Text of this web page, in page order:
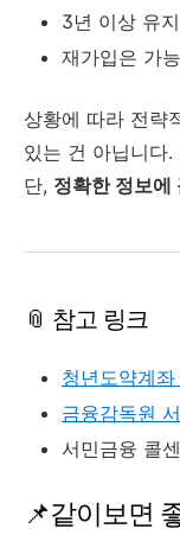
3년 이상 유
재가입은 가
상황에 따라 전략
있는 건 아닙니다.
단, 정확한 정보에
📎 참고 링크
청년도약계
금융감독원
서민금융 콜
📌같이보면